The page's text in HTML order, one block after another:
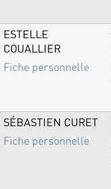
ESTELLE
COUALLIER
Fiche personnelle
SÉBASTIEN CURET
Fiche personnelle